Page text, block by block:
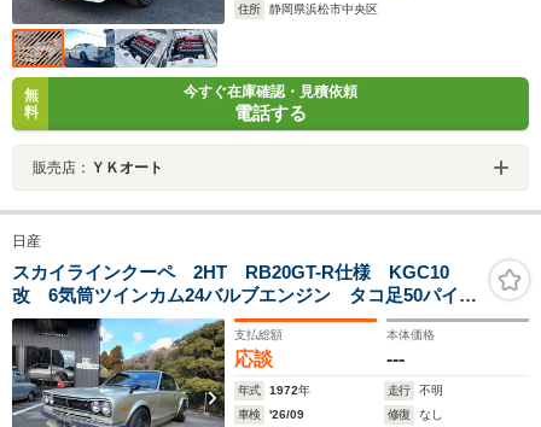
住所
静岡県浜松市中央区
無
料
今すぐ在庫確認・見積依頼
電話する
販売店： ＹＫオート
日産
スカイラインクーペ 2HT RB20GT-R仕様 KGC10
改 6気筒ツインカム24バルブエンジン タコ足50パイデ
ィアルマフラー 油圧パワーステアリング
支払総額
応談
本体価格
---
年式 1972年 走行
不明
車検
'26/09 修復 なし